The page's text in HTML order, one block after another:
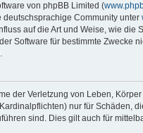
von phpBB Limited (
deutschsprachige Community unter
auf die Art und Weise, wie die
Software für bestimmte Zwecke
der Verletzung von Leben,
nur für Schäden,
sind. Dies gilt auch für